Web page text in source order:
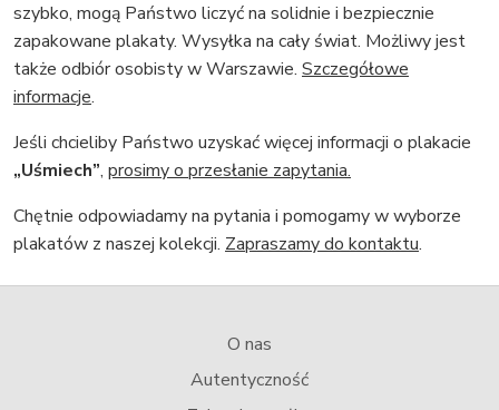
szybko, mogą Państwo liczyć na solidnie i bezpiecznie
zapakowane plakaty. Wysyłka na cały świat. Możliwy jest
także odbiór osobisty w Warszawie. Szczegółowe
informacje.
Jeśli chcieliby Państwo uzyskać więcej informacji o plakacie
„Uśmiech”, prosimy o przesłanie zapytania.
Chętnie odpowiadamy na pytania i pomogamy w wyborze
plakatów z naszej kolekcji. Zapraszamy do kontaktu.
O nas
Autentyczność